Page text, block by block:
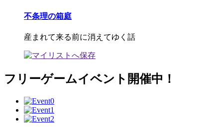
不条理の箱庭
産まれて来る前に消えてゆく話
フリーゲームイベント開催中！